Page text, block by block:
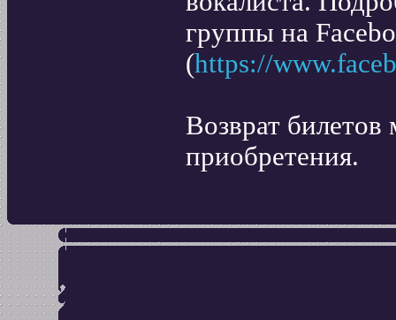
группы на
(https://
Возврат
приобретения.